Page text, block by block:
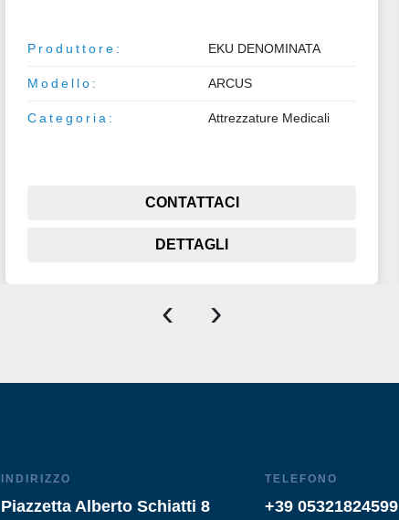
Produttore: EKU DENOMINATA
Modello: ARCUS
Categoria: Attrezzature Medicali
CONTATTACI
DETTAGLI
‹ ›
INDIRIZZO
Piazzetta Alberto Schiatti 8
TELEFONO
+39 05321824599